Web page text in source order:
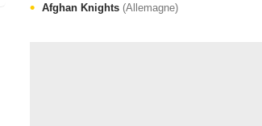
Afghan Knights (Allemagne)